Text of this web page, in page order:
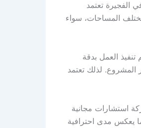
الفجيرة تعتمد
المساحات، سواء
العمل بدقة
المشروع. لذلك تعتمد
استشارات مجانية
يعكس مدى احترافية